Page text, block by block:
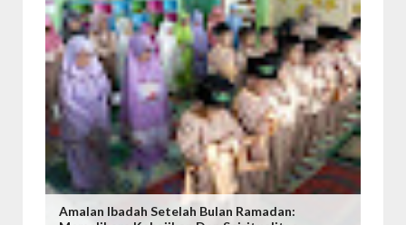
Amalan Ibadah Setelah Bulan Ramadan: